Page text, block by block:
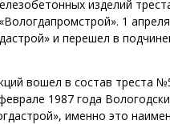
изделий
1
и перешел в
вошел в состав треста
1987 года
именно это